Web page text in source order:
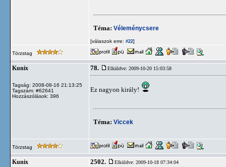
Téma: Véleménycsere
[válaszok erre: #22]
Törzstag
Kunix
Tagság: 2008-08-16 21:13:25
Tagszám: #62641
Hozzászólások: 396
78. Elküldve: 2009-10-20 15:03:58
Ez nagyon király!
Téma: Viccek
Törzstag
Kunix 2502. Elküldve: 2009-10-18 07:34:04